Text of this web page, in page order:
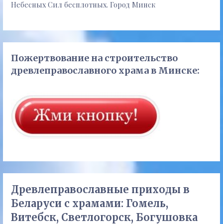
Небесных Сил бесплотных. Город Минск
Пожертвование на строительство
древлеправославного храма в Минске:
Древлеправославные приходы в
Беларуси с храмами: Гомель,
Витебск, Светлогорск, Богушовка